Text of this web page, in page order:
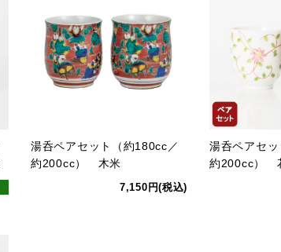
湯呑ペアセット（約180cc／
約200cc） 木米
7,150円(税込)
湯呑ペアセ
約200cc）